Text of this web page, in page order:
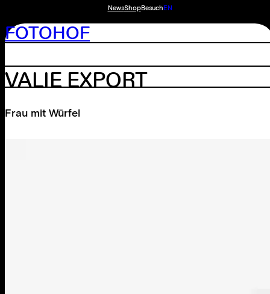
NewsShopBesuchEN
FOTOHOF
VALIE EXPORT
Frau mit Würfel